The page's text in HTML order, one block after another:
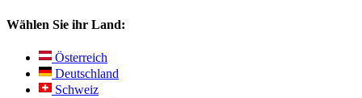
Wählen Sie ihr Land:
Österreich
Deutschland
Schweiz